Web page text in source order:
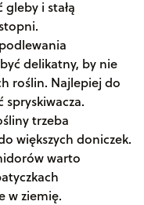
i stałą
delikatny, by nie
roślin. Najlepiej do
trzeba
większych doniczek.
warto
w ziemię.